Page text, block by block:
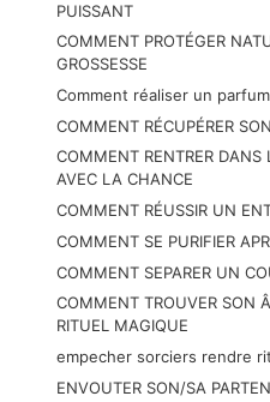
PUISSANT
COMMENT PROTÉGER
GROSSESSE
Comment réaliser un
COMMENT RÉCUPÉRER
COMMENT RENTRER
AVEC LA CHANCE
COMMENT RÉUSSIR UN
COMMENT SE PURIFIER
COMMENT SEPARER UN
COMMENT TROUVER SON
RITUEL MAGIQUE
empecher sorciers rendre
ENVOUTER SON/SA